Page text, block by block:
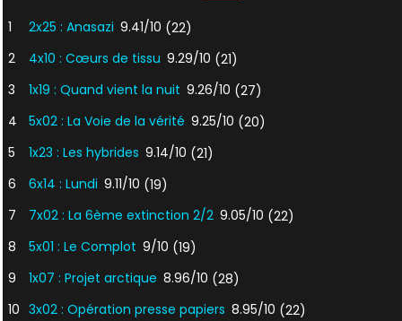
1 2x25 : Anasazi 9.41/10 (22)
2
4x10 : Cœurs de tissu 9.29/10 (21)
3
1x19 : Quand vient la nuit 9.26/10 (27)
4
5x02 : La Voie de la vérité 9.25/10 (20)
5
1x23 : Les hybrides 9.14/10 (21)
6
6x14 : Lundi 9.11/10 (19)
7
7x02 : La 6ème extinction 2/2 9.05/10 (22)
8
5x01 : Le Complot 9/10 (19)
9
1x07 : Projet arctique 8.96/10 (28)
10 3x02 : Opération presse papiers 8.95/10 (22)